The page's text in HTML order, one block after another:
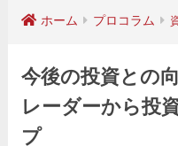
ホーム プロコラム
今後の投資との
レーダーから投
プ